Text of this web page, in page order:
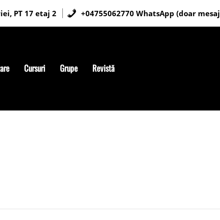
PT 17 etaj 2 +04755062770 WhatsApp (doar
Cursuri Grupe Revistă